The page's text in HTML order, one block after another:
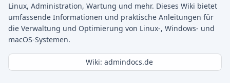
Linux, Administration, Wartung und mehr. Dieses Wiki bietet
umfassende Informationen und praktische Anleitungen für
die Verwaltung und Optimierung von Linux-, Windows- und
macOS-Systemen.
Wiki: admindocs.de